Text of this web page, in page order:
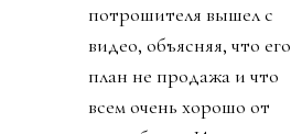
потрошителя вышел с
видео, объясняя, что его
план не продажа и что
всем очень хорошо от